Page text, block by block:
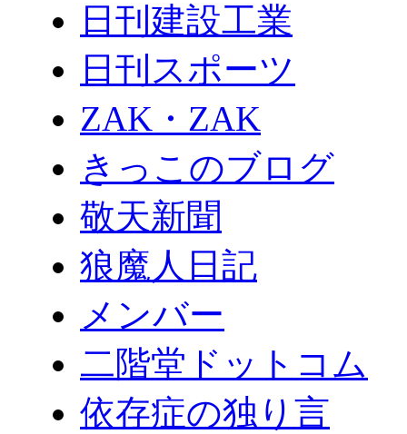
日刊建設工業
日刊スポーツ
ZAK・ZAK
きっこのブログ
敬天新聞
狼魔人日記
メンバー
二階堂ドットコム
依存症の独り言